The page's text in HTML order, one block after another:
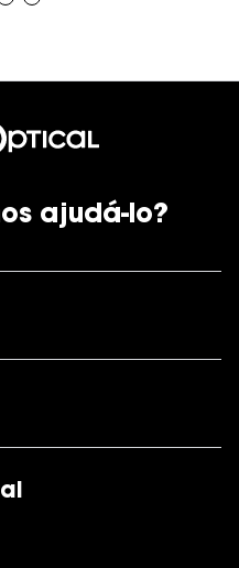
ajudá-lo?